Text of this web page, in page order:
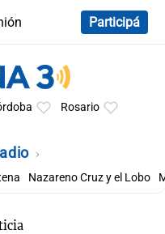
Participá
Rosario
Nazareno Cruz y el Lobo